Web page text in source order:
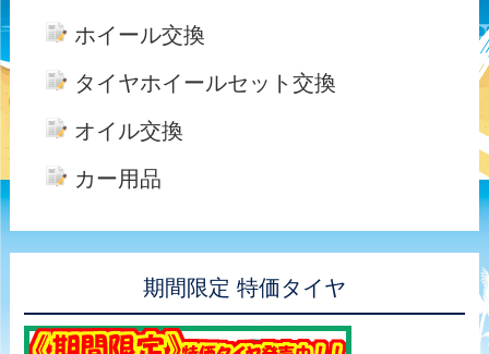
ホイール交換
タイヤホイールセット交換
オイル交換
カー用品
期間限定 特価タイヤ